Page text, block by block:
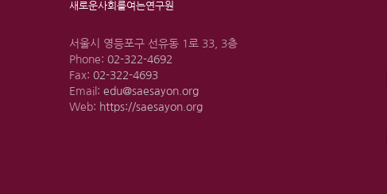
새로운사회를여는연구원
서울시 영등포구 선유동 1로 33, 3층
Phone: 02-322-4692
Fax: 02-322-4693
Email: edu@saesayon.org
Web: https://saesayon.org